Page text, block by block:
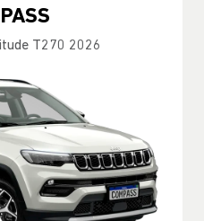
T270 2026